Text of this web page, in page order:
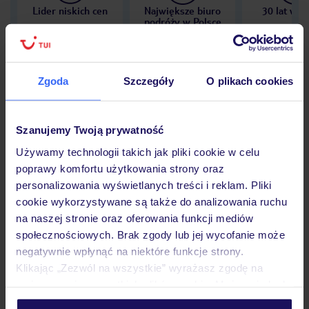
Zgoda Szczegóły O plikach cookies
Szanujemy Twoją prywatność
Używamy technologii takich jak pliki cookie w celu
poprawy komfortu użytkowania strony oraz
personalizowania wyświetlanych treści i reklam. Pliki
cookie wykorzystywane są także do analizowania ruchu
na naszej stronie oraz oferowania funkcji mediów
społecznościowych. Brak zgody lub jej wycofanie może
negatywnie wpłynąć na niektóre funkcje strony.
Klikając „Zezwól na wszystkie” wyrażasz zgodę na
personalizować swój wybór wchodząc w zakładkę
Lider niskich cen
Największe biuro
podróży w Polsce
30 lat w
Opinie
Pokoje
Wyżywienie